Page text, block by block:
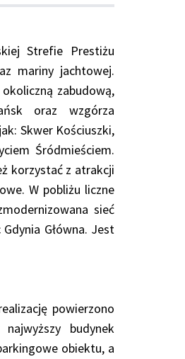
Strefie Prestiżu
mariny jachtowej.
zabudową,
oraz wzgórza
Skwer Kościuszki,
Śródmieściem.
korzystać z atrakcji
W pobliżu liczne
sieć
Główna. Jest
powierzono
budynek
obiektu, a